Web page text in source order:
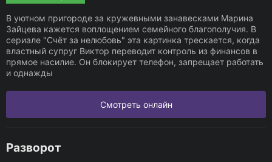
В уютном пригороде за кружевными занавесками Марина
Зайцева кажется воплощением семейного благополучия. В
сериале "Счёт за нелюбовь" эта картинка трескается, когда
властный супруг Виктор переводит контроль из финансов в
прямое насилие. Он блокирует телефон, запрещает работать
и однажды
Смотреть онлайн
Разворот